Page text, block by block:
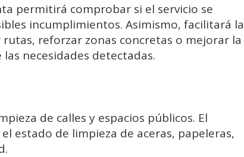
permitirá comprobar si el servicio se
incumplimientos. Asimismo, facilitará la
reforzar zonas concretas o mejorar la
necesidades detectadas.
de calles y espacios públicos. El
estado de limpieza de aceras, papeleras,